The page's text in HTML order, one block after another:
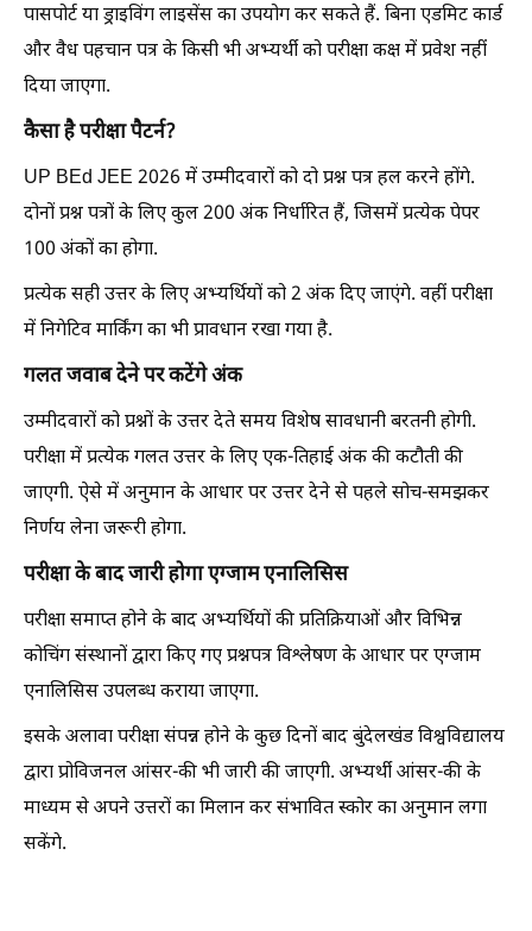
पासपोर्ट या ड्राइविंग लाइसेंस का उपयोग कर सकते हैं. बिना एडमिट कार्ड
और वैध पहचान पत्र के किसी भी अभ्यर्थी को परीक्षा कक्ष में प्रवेश नहीं
दिया जाएगा.
कैसा है परीक्षा पैटर्न?
UP BEd JEE 2026 में उम्मीदवारों को दो प्रश्न पत्र हल करने होंगे.
दोनों प्रश्न पत्रों के लिए कुल 200 अंक निर्धारित हैं, जिसमें प्रत्येक पेपर
100 अंकों का होगा.
प्रत्येक सही उत्तर के लिए अभ्यर्थियों को 2 अंक दिए जाएंगे. वहीं परीक्षा
में निगेटिव मार्किंग का भी प्रावधान रखा गया है.
गलत जवाब देने पर कटेंगे अंक
उम्मीदवारों को प्रश्नों के उत्तर देते समय विशेष सावधानी बरतनी होगी.
परीक्षा में प्रत्येक गलत उत्तर के लिए एक-तिहाई अंक की कटौती की
जाएगी. ऐसे में अनुमान के आधार पर उत्तर देने से पहले सोच-समझकर
निर्णय लेना जरूरी होगा.
परीक्षा के बाद जारी होगा एग्जाम एनालिसिस
परीक्षा समाप्त होने के बाद अभ्यर्थियों की प्रतिक्रियाओं और विभिन्न
कोचिंग संस्थानों द्वारा किए गए प्रश्नपत्र विश्लेषण के आधार पर एग्जाम
एनालिसिस उपलब्ध कराया जाएगा.
इसके अलावा परीक्षा संपन्न होने के कुछ दिनों बाद बुंदेलखंड विश्वविद्यालय
द्वारा प्रोविजनल आंसर-की भी जारी की जाएगी. अभ्यर्थी आंसर-की के
माध्यम से अपने उत्तरों का मिलान कर संभावित स्कोर का अनुमान लगा
सकेंगे.